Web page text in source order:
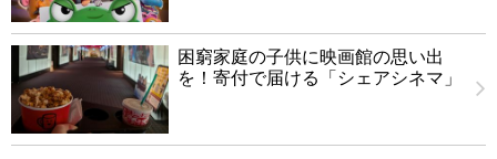
困窮家庭の子供に映画館の思い出
を！寄付で届ける「シェアシネマ」